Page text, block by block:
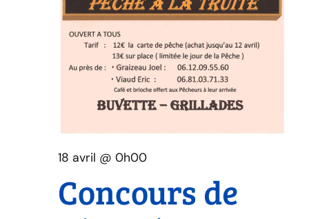
18 avril @ 0h00
Concours de